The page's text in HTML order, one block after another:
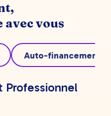
avec vous
Auto-financement
Professionnel